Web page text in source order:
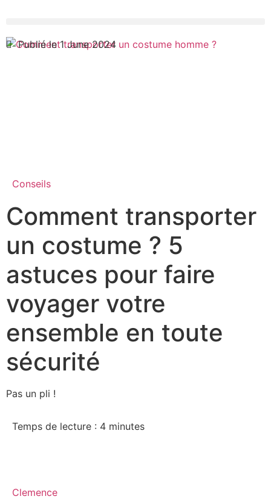
Conseils
Comment transporter
un costume ? 5
astuces pour faire
voyager votre
ensemble en toute
sécurité
Pas un pli !
Clemence
Temps de lecture : 4 minutes
Publié le 1 June 2024